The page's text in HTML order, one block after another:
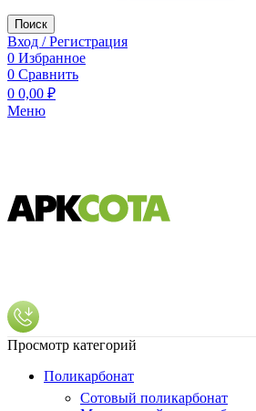
Поиск
Вход / Регистрация
0 Избранное
0 Сравнить
0 0,00 ₽
Меню
Просмотр категорий
Поликарбонат
Сотовый поликарбонат